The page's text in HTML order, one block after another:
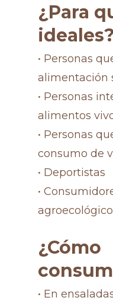
¿Para
ideales?
• Personas
alimentación
• Personas
alimentos
• Personas
consumo de
• Deportistas
•
¿Cómo
• En